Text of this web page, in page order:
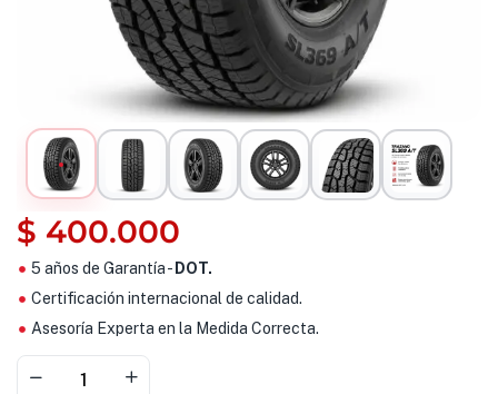
$ 400.000
5 años de Garantía - DOT.
Certificación internacional de calidad.
Asesoría Experta en la Medida Correcta.